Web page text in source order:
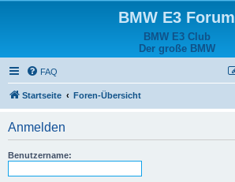
BMW E3 Forum
BMW E3 Club
Der große BMW
FAQ
Startseite Foren-Übersicht
Anmelden
Benutzername: